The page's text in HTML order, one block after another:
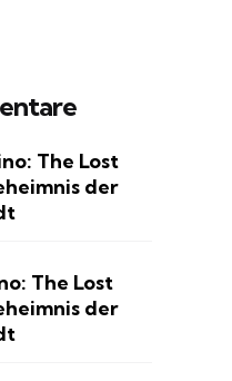
The Lost
der
The Lost
der